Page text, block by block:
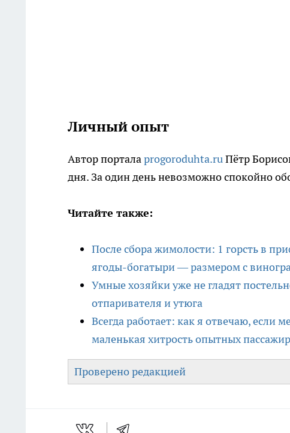
Личный опыт
Автор порталаprogoroduhta.ruПётр
дня. За один день невозможно спокойно
Читайте также:
После сбора жимолости: 1 горсть в
ягоды-богатыри — размером с
Умные хозяйки уже не гладят
отпаривателя и утюга
Всегда работает: как я отвечаю, если
маленькая хитрость опытных
Проверено редакцией